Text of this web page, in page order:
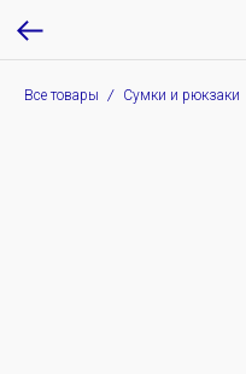
Все товары Сумки и рюкзаки